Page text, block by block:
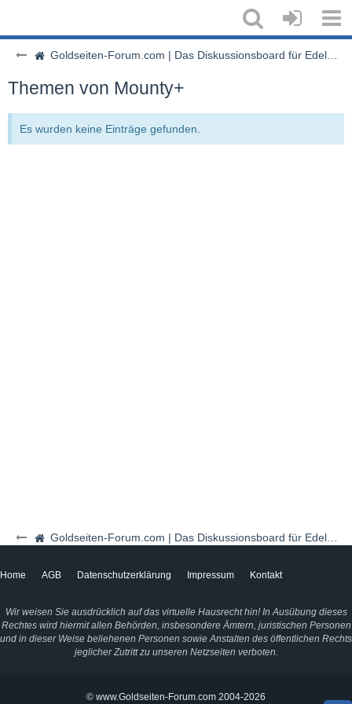
Goldseiten-Forum.com | Das Diskussionsboard für Edelmetalle & Rohstoffe
Goldseiten-Forum.com | Das Diskussionsboard für Edelmetalle & Rohstoffe
Themen von Mounty+
Es wurden keine Einträge gefunden.
Home AGB Datenschutzerklärung Impressum Kontakt
Wir weisen Sie ausdrücklich auf das virtuelle Hausrecht hin! In Ausübung dieses
Rechtes wird hiermit allen Behörden, insbesondere Ämtern, juristischen Personen
und in dieser Weise beliehenen Personen sowie Anstalten des öffentlichen Rechts
jeglicher Zutritt zu unseren Netzseiten verboten.
© www.Goldseiten-Forum.com 2004-2026